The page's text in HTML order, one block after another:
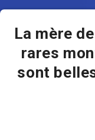
La mère
rares
sont